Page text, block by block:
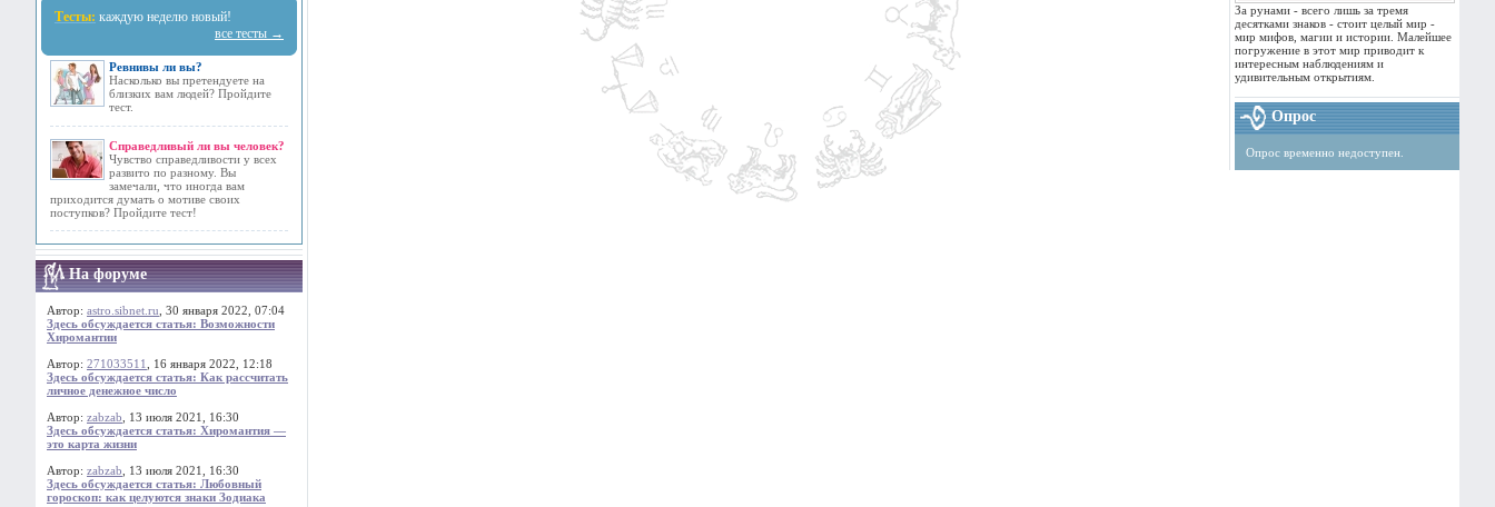
Тесты: каждую неделю новый!
все тесты →
Ревнивы ли вы?
Насколько вы претендуете на
близких вам людей? Пройдите
тест.
Справедливый ли вы человек?
Чувство справедливости у всех
развито по разному. Вы
замечали, что иногда вам
приходится думать о мотиве своих
поступков? Пройдите тест!
На форуме
Автор: astro.sibnet.ru , 30 января 2022, 07:04
Здесь обсуждается статья: Возможности
Хиромантии
Автор: 271033511
, 16 января 2022, 12:18
Здесь обсуждается статья: Как рассчитать
личное денежное число
Автор: zabzab , 13 июля 2021, 16:30
Здесь обсуждается статья: Хиромантия —
это карта жизни
Автор: zabzab , 13 июля 2021, 16:30
Здесь обсуждается статья: Любовный
гороскоп: как целуются знаки Зодиака
За рунами - всего лишь за тремя
десятками знаков - стоит целый мир -
мир мифов, магии и истории. Малейшее
погружение в этот мир приводит к
интересным наблюдениям и
удивительным открытиям.
Опрос
Опрос временно недоступен.